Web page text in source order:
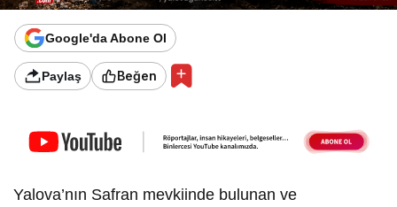
Google'da Abone Ol
Paylaş Beğen
Yalova’nın Safran mevkiinde bulunan ve